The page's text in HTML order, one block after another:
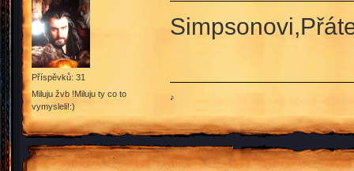
Příspěvků: 31
Miluju žvb !Miluju ty co to
vymysleli!:)
♪